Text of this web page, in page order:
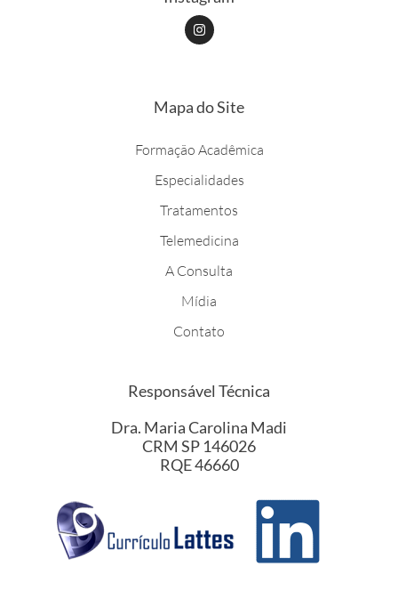
I
n
s
r
a
Mapa do Site
Formação Acadêmica
Especialidades
Tratamentos
Telemedicina
A Consulta
Mídia
Contato
Responsável Técnica
Dra. Maria Carolina Madi
CRM SP 146026
RQE 46660